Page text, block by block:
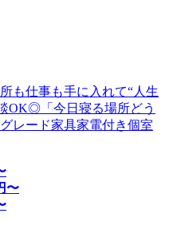
も仕事も手に入れて“人生
OK◎「今日寝る場所どう
レード家具家電付き個室
〜